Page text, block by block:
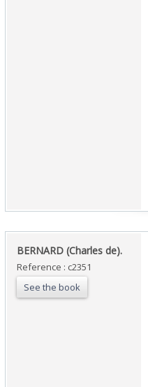
‎BERNARD (Charles de).‎
Reference : c2351
See the book